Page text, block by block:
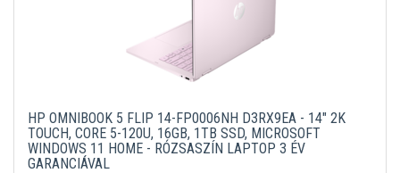
HP OMNIBOOK 5 FLIP 14-FP0006NH D3RX9EA - 14" 2K
TOUCH, CORE 5-120U, 16GB, 1TB SSD, MICROSOFT
WINDOWS 11 HOME - RÓZSASZÍN LAPTOP 3 ÉV
GARANCIÁVAL